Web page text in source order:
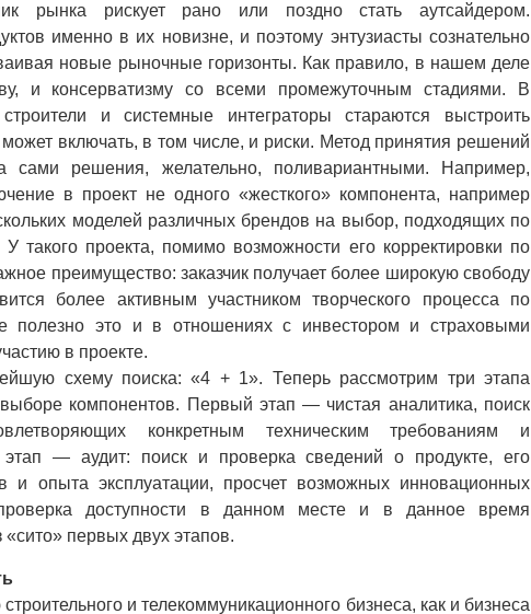
рынка рискует рано или поздно стать аутсайдером.
именно в их новизне, и поэтому энтузиасты сознательно
новые рыночные горизонты. Как правило, в нашем деле
и консерватизму со всеми промежуточным стадиями. В
и системные интеграторы стараются выстроить
включать, в том числе, и риски. Метод принятия решений
сами решения, желательно, поливариантными. Например,
в проект не одного «жесткого» компонента, например
моделей различных брендов на выбор, подходящих по
такого проекта, помимо возможности его корректировки по
преимущество: заказчик получает более широкую свободу
более активным участником творческого процесса по
полезно это и в отношениях с инвестором и страховыми
в проекте.
схему поиска: «4 + 1». Теперь рассмотрим три этапа
компонентов. Первый этап — чистая аналитика, поиск
конкретным техническим требованиям и
— аудит: поиск и проверка сведений о продукте, его
и опыта эксплуатации, просчет возможных инновационных
доступности в данном месте и в данное время
первых двух этапов.
и телекоммуникационного бизнеса, как и бизнеса